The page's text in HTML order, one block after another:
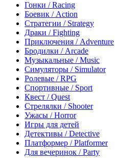
Гонки / Racing
Боевик / Action
Стратегии / Strategy
Драки / Fighting
Приключения / Adventure
Бродилки / Arcade
Музыкальные / Music
Симуляторы / Simulator
Ролевые / RPG
Спортивные / Sport
Квест / Quest
Стрелялки / Shooter
Ужасы / Horror
Игры для детей
Детективы / Detective
Платформер / Platformer
Для вечеринок / Party